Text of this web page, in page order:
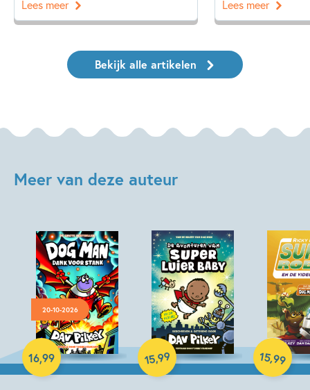
Lees meer Lees meer
Bekijk alle artikelen
Meer van deze auteur
20-10-2026
16,99
Hardcover
15,99
Hardcover 15,99
Hardcover